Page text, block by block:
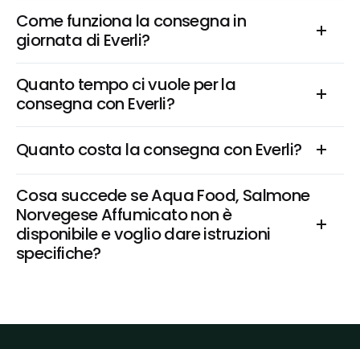
Come funziona la consegna in
giornata di Everli?
Quanto tempo ci vuole per la
consegna con Everli?
Quanto costa la consegna con Everli?
Cosa succede se Aqua Food, Salmone
Norvegese Affumicato non è
disponibile e voglio dare istruzioni
specifiche?